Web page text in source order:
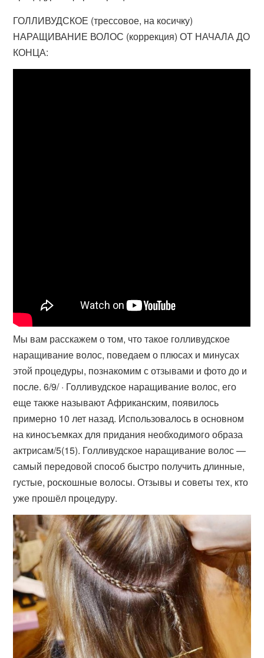
ГОЛЛИВУДСКОЕ (трессовое, на косичку)
НАРАЩИВАНИЕ ВОЛОС (коррекция) ОТ НАЧАЛА ДО
КОНЦА:
Мы вам расскажем о том, что такое голливудское
наращивание волос, поведаем о плюсах и минусах
этой процедуры, познакомим с отзывами и фото до и
после. 6/9/ · Голливудское наращивание волос, его
еще также называют Африканским, появилось
примерно 10 лет назад. Использовалось в основном
на киносъемках для придания необходимого образа
актрисам/5(15). Голливудское наращивание волос —
самый передовой способ быстро получить длинные,
густые, роскошные волосы. Отзывы и советы тех, кто
уже прошёл процедуру.